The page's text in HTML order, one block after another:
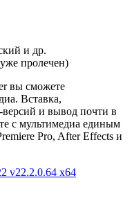
и др.
пролечен)
вы сможете
Вставка,
версий и вывод почти в
с мультимедиа единым
Pro, After Effects и
v22.2.0.64 x64